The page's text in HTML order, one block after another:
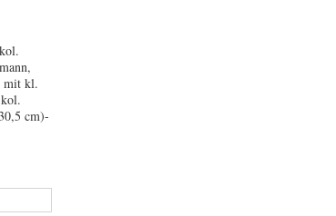
mit kl.
cm)-